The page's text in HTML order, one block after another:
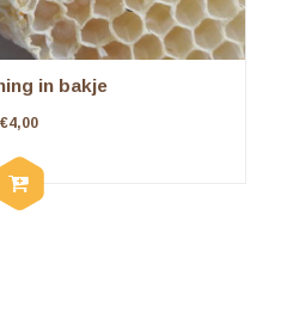
in bakje
€4,00